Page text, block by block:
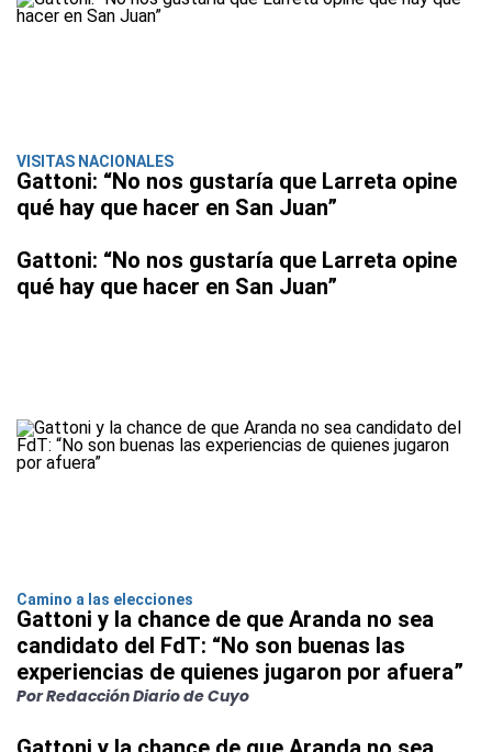
VISITAS NACIONALES
Gattoni: “No nos gustaría que Larreta opine
qué hay que hacer en San Juan”
Gattoni: “No nos gustaría que Larreta opine
qué hay que hacer en San Juan”
Camino a las elecciones
Gattoni y la chance de que Aranda no sea
candidato del FdT: “No son buenas las
experiencias de quienes jugaron por afuera”
Por Redacción Diario de Cuyo